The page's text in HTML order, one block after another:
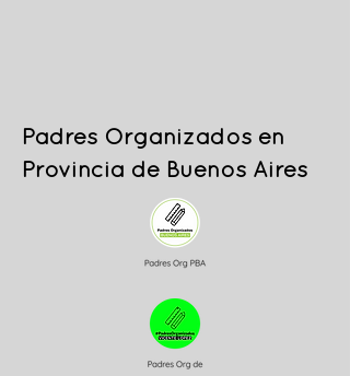
Padres Organizados en
Provincia de Buenos Aires